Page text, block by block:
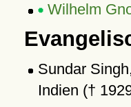
Wilhelm
Sundar
Indien (†